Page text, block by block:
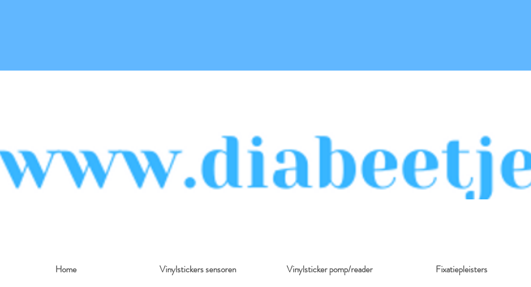
Home Vinylstickers sensoren Vinylsticker pomp/reader Fixatiepleisters